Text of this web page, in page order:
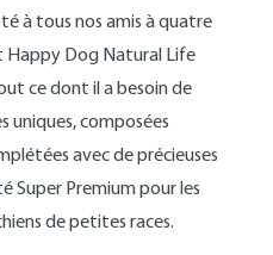
à tous nos amis à quatre
Happy Dog Natural Life
ce dont il a besoin de
uniques, composées
avec de précieuses
Super Premium pour les
de petites races.